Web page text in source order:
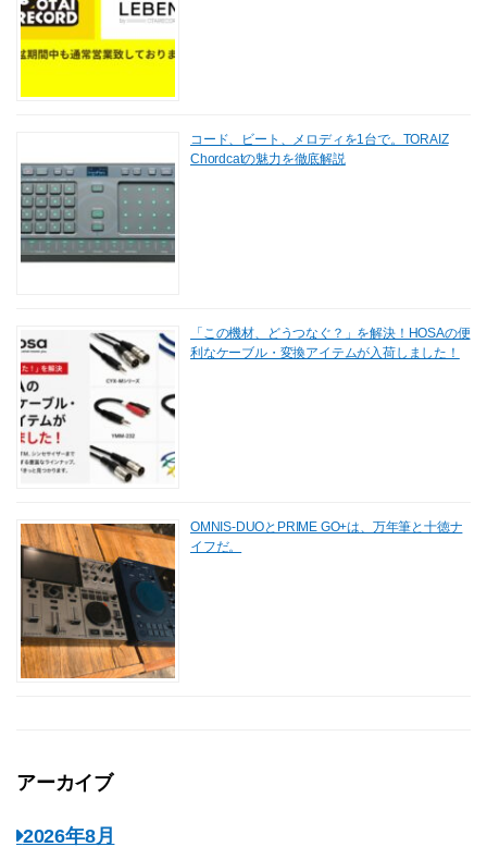
コード、ビート、メロディを1台で。TORAIZ
Chordcatの魅力を徹底解説
「この機材、どうつなぐ？」を解決！HOSAの便
利なケーブル・変換アイテムが入荷しました！
OMNIS-DUOとPRIME GO+は、万年筆と十徳ナ
イフだ。
アーカイブ
2026年8月